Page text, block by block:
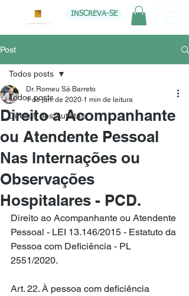
INSCREVA-SE
Post
Todos posts
Direitos dos Autistas
Todos posts
Direito a Acompanhante
ou Atendente Pessoal
Nas Internações ou
Observações
Hospitalares - PCD.
Dr. Romeu Sá Barreto
1 de jun. de 2020 1 min de leitura
Direito ao Acompanhante ou Atendente
Pessoal - LEI 13.146/2015 - Estatuto da
Pessoa com Deficiência - PL
2551/2020.
Art. 22. À pessoa com deficiência